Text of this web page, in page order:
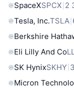
SpaceXSPCX 2
Tesla, Inc.TSLA
Berkshire
Eli Lilly And Co
SK HynixSKHY
Micron